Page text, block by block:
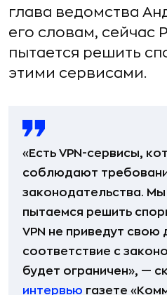
глава ведомства
его словам, сейчас
пытается решить
этими сервисами.
«Есть VPN-сервисы,
соблюдают
законодательства.
пытаемся решить
VPN не приведут свою
соответствие с
будет ограничен», —
интервью газете